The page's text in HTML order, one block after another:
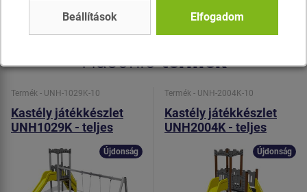
acélból készülnek.
Hasonlótermék
Termék - UNH-1029K-10
Kastély játékkészlet
UNH1029K - teljes
Újdonság
Termék - UNH-2004K-10
Kastély játékkészlet
UNH2004K - teljes
Újdonság
Beállítások Elfogadom